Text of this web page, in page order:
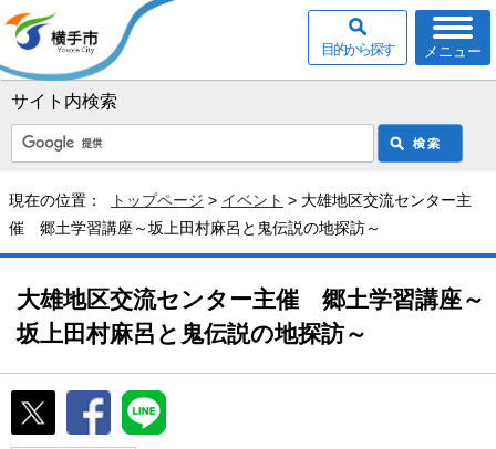
サイト内検索
メニュー
目的から探す
現在の位置： トップページ > イベント > 大雄地区交流センター主
催 郷土学習講座～坂上田村麻呂と鬼伝説の地探訪～
大雄地区交流センター主催 郷土学習講座～
坂上田村麻呂と鬼伝説の地探訪～